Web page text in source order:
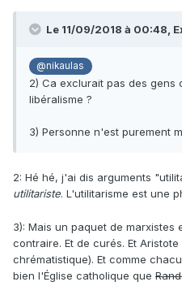
Le 11/09/2018 à 00:48,
@nikaulas
2) Ca exclurait pas des gens
libéralisme ?
3) Personne n'est purement
2: Hé hé, j'ai dis arguments
utilitariste. L'utilitarisme est une
3): Mais un paquet de marxistes
contraire. Et de curés. Et
chrématistique). Et comme
bien l'Église catholique que